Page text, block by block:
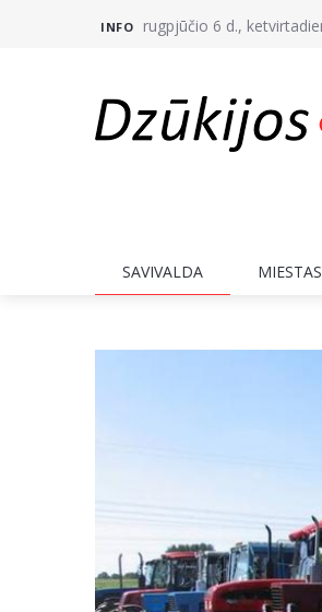
INFO rugpjūčio 6 d.,
SAVIVALDA MIESTAS